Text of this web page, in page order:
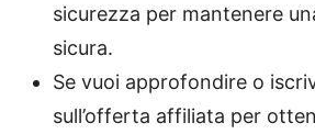
sicurezza per mantenere
sicura.
Se vuoi approfondire o
sull’offerta affiliata per